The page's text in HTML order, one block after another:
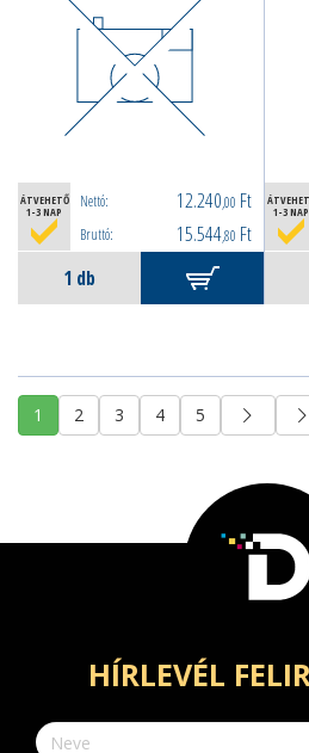
ÁTVEHETŐ
1-3 NAP
Nettó: 12.240,00 Ft
Bruttó: 15.544,80 Ft
1-3 NAP
1 2 3 4 5
HÍRLEVÉL